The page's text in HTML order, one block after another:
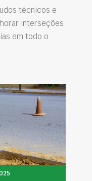
técnicos e
interseções
em todo o